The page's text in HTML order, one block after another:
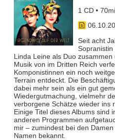
1 CD •
Seit acht
Sopranistin
Linda Leine als Duo
Musik von im Dritten Reich
Komponistinnen ein noch
Terrain entdeckt. Die
dabei mehr sein als ein gut
Wiedergutmachung, vielmehr
verborgene Schätze wieder ins
Einige Titel dieses Albums sind
anderen Programmen
mir – zumindest bei den
Namen bekannt.